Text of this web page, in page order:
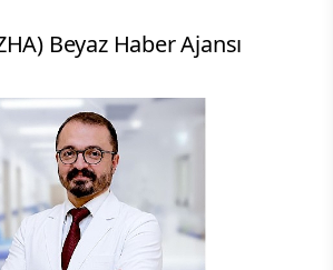
Beyaz Haber Ajansı